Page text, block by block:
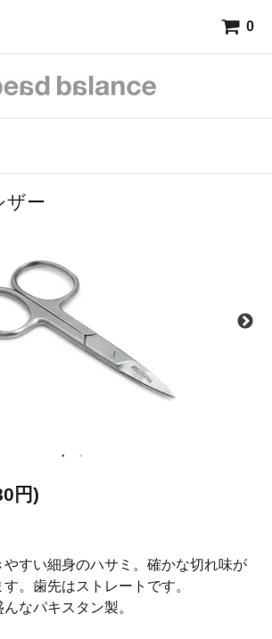
0
ザー
円)
すい細身のハサミ。確かな切れ味が
。歯先はストレートです。
なパキスタン製。